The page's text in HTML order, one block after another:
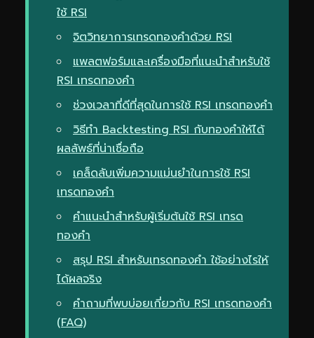
ใช้ RSI
จิตวิทยาการเทรดทองคำด้วย RSI
แพลตฟอร์มและเครื่องมือที่แนะนำสำหรับใช้
RSI เทรดทองคำ
ช่วงเวลาที่ดีที่สุดในการใช้ RSI เทรดทองคำ
วิธีทำ Backtesting RSI กับทองคำให้ได้
ผลลัพธ์ที่น่าเชื่อถือ
เคล็ดลับเพิ่มความแม่นยำในการใช้ RSI
เทรดทองคำ
คำแนะนำสำหรับผู้เริ่มต้นใช้ RSI เทรด
ทองคำ
สรุป RSI สำหรับเทรดทองคำ ใช้อย่างไรให้
ได้ผลจริง
คำถามที่พบบ่อยเกี่ยวกับ RSI เทรดทองคำ
(FAQ)